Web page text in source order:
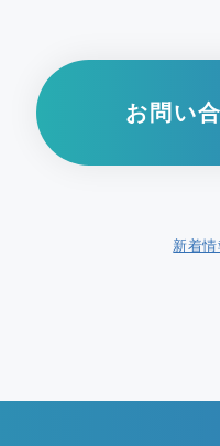
お問い
新着